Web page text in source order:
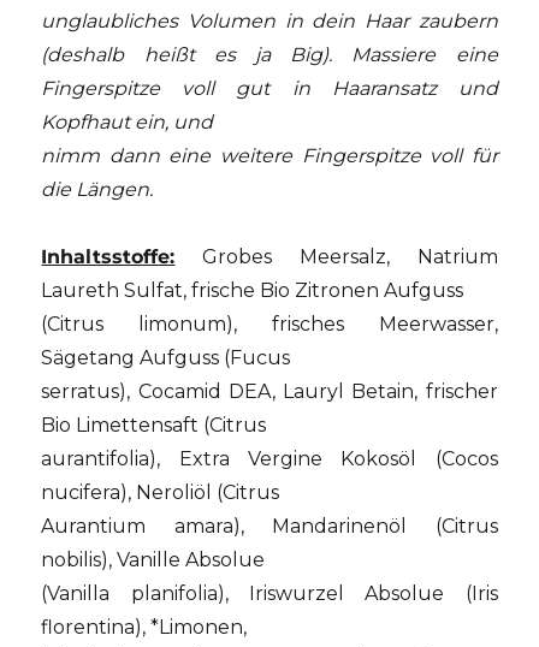
unglaubliches Volumen in dein Haar zaubern
(deshalb heißt es ja Big). Massiere eine
Fingerspitze voll gut in Haaransatz und
Kopfhaut ein, und
nimm dann eine weitere Fingerspitze voll für
die Längen.
Inhaltsstoffe: Grobes Meersalz, Natrium
Laureth Sulfat, frische Bio Zitronen Aufguss
(Citrus limonum), frisches Meerwasser,
Sägetang Aufguss (Fucus
serratus), Cocamid DEA, Lauryl Betain, frischer
Bio Limettensaft (Citrus
aurantifolia), Extra Vergine Kokosöl (Cocos
nucifera), Neroliöl (Citrus
Aurantium amara), Mandarinenöl (Citrus
nobilis), Vanille Absolue
(Vanilla planifolia), Iriswurzel Absolue (Iris
florentina), *Limonen,